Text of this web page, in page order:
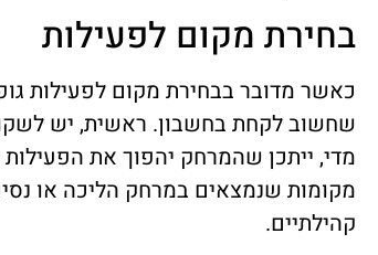
בחירת מקום לפעילות
כאשר מדובר בבחירת מקום לפעילות
שחשוב לקחת בחשבון. ראשית, יש
מדי, ייתכן שהמרחק יהפוך את
מקומות שנמצאים במרחק הליכה או
קהילתיים.